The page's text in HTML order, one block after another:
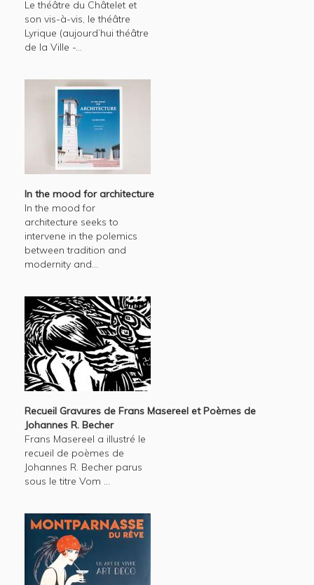
Le théâtre du Châtelet et
son vis-à-vis, le théâtre
Lyrique (aujourd’hui théâtre
de la Ville -...
In the mood for architecture
In the mood for
architecture seeks to
intervene in the polemics
between tradition and
modernity and...
Recueil Gravures de Frans Masereel et Poèmes de
Johannes R. Becher
Frans Masereel a illustré le
recueil de poèmes de
Johannes R. Becher parus
sous le titre Vom ...